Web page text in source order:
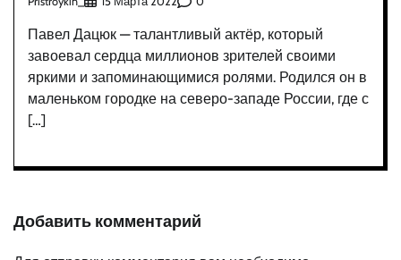
Павел Дацюк — талантливый актёр, который
завоевал сердца миллионов зрителей своими
яркими и запоминающимися ролями. Родился он в
маленьком городке на северо-западе России, где с
[…]
Добавить комментарий